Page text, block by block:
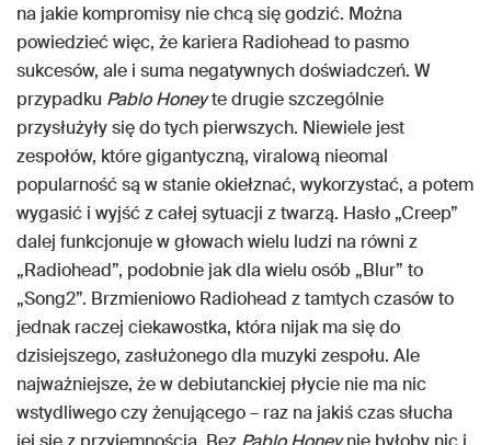
na jakie kompromisy nie chcą się godzić. Można
powiedzieć więc, że kariera Radiohead to pasmo
sukcesów, ale i suma negatywnych doświadczeń. W
przypadku Pablo Honeyte drugie szczególnie
przysłużyły się do tych pierwszych. Niewiele jest
zespołów, które gigantyczną, viralową nieomal
popularność są w stanie okiełznać, wykorzystać, a potem
wygasić i wyjść z całej sytuacji z twarzą. Hasło „Creep”
dalej funkcjonuje w głowach wielu ludzi na równi z
„Radiohead”, podobnie jak dla wielu osób „Blur” to
„Song2”. Brzmieniowo Radiohead z tamtych czasów to
jednak raczej ciekawostka, która nijak ma się do
dzisiejszego, zasłużonego dla muzyki zespołu. Ale
najważniejsze, że w debiutanckiej płycie nie ma nic
wstydliwego czy żenującego – raz na jakiś czas słucha